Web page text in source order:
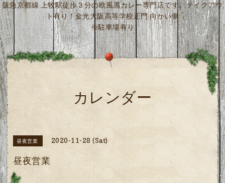
阪急京都線 上牧駅徒歩３分の欧風黒カレー専門店です。テイクアウ
ト有り！金光大阪高等学校正門 向かい側
※駐車場有り
カレンダー
昼夜営業 2020-11-28 (Sat)
昼夜営業